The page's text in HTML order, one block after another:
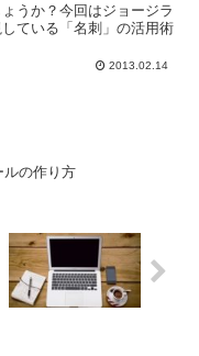
うか？今回はジョージラ
ている「名刺」の活用術
2013.02.14
ルの作り方